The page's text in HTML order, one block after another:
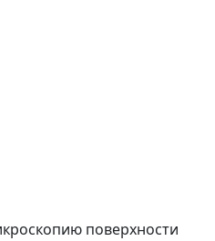
поверхности